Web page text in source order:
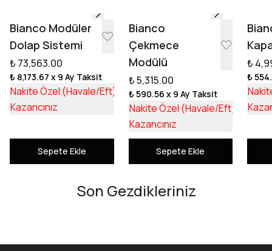
Bianco Modüler
Dolap Sistemi
₺ 73,563.00
₺ 8,173.67 x 9 Ay Taksit
Nakite Özel (Havale/Eft) ₺ 55,253.17
Kazancınız ₺ 18,309.83
Sepete Ekle
Bianco
Çekmece
Modülü
₺ 5,315.00
₺ 590.56 x 9 Ay Taksit
Nakite Özel (Havale/Eft) ₺
Kazancınız
Sepete Ekle
₺
₺
Son Gezdikleriniz